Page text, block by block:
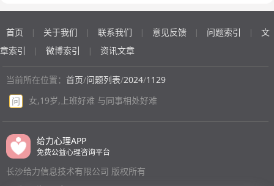
只会在家里不出去玩 就算是对的都是错的 外人就是外人
以后我就只当个外人就好了
首页 | 关于我们 | 联系我们 | 意见反馈 | 问题索引 |
文
章索引
| 微博索引 | 资讯文章
当前所在位置： 首页/问题列表/2024/1129
问
女,19岁,上班好难 与同事相处好难
给力心理APP
免费公益心理咨询平台
长沙给力信息技术有限公司 版权所有